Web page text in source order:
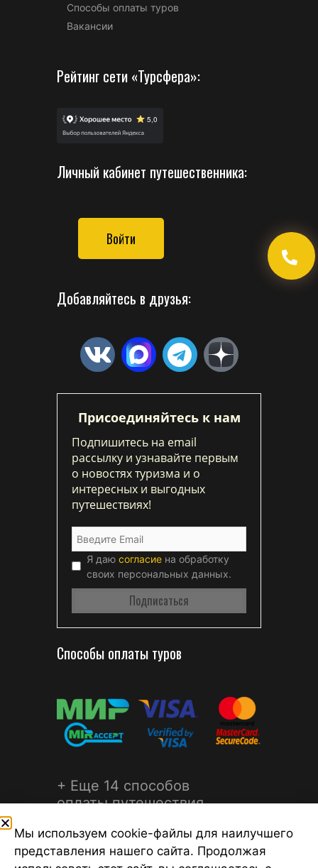
Способы оплаты туров
Вакансии
Рейтинг сети «Турсфера»:
Личный кабинет путешественника:
Войти
Добавляйтесь в друзья:
Присоединяйтесь к нам
Подпишитесь на email
рассылку и узнавайте первым
о новостях туризма и о
интересных и выгодных
путешествиях!
Я даю согласие на обработку
своих персональных данных.
Способы оплаты туров
+ Еще 14 способов
оплаты путешествия
Мы используем cookie-файлы для наилучшего
представления нашего сайта. Продолжая